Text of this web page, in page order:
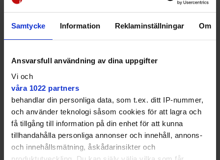
Samtycke Information Reklaminställningar Om
Ansvarsfull användning av dina uppgifter
Vi och
våra 1022 partners
behandlar din personliga data, som t.ex. ditt IP-nummer,
och använder teknologi såsom cookies för att lagra och
få tillgång till information på din enhet för att kunna
tillhandahålla personliga annonser och innehåll, annons-
och innehållsmätning, åskådarinsikter och
Ibland tänker jag att det var
skönt för henne att slippa allt
detta.
Charlotte Broberg, oppositionspolitiker i regionen (M)
– Det blir längre restider och är riskfyllt för unga sköra
patienter. Förändringarna har inte analyserats
tillräckligt, och heller inte kommunicerats, säger hon.
Bup:s ansvar
Sandra Ivanovic Rubin (MP), ordförande i
psykiatriutskottet, tycker att Moderaterna hycklar: